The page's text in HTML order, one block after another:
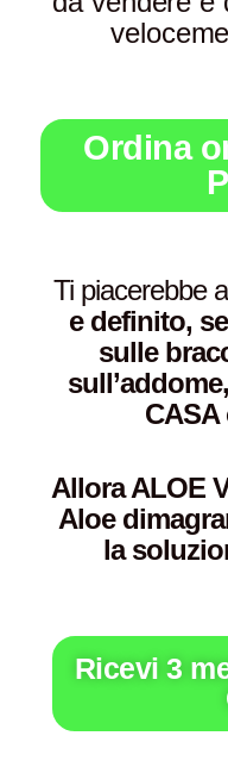
Ordina
Ti piacerebbe
e definito,
sulle
Allora ALOE
Aloe
la
Ricevi 3